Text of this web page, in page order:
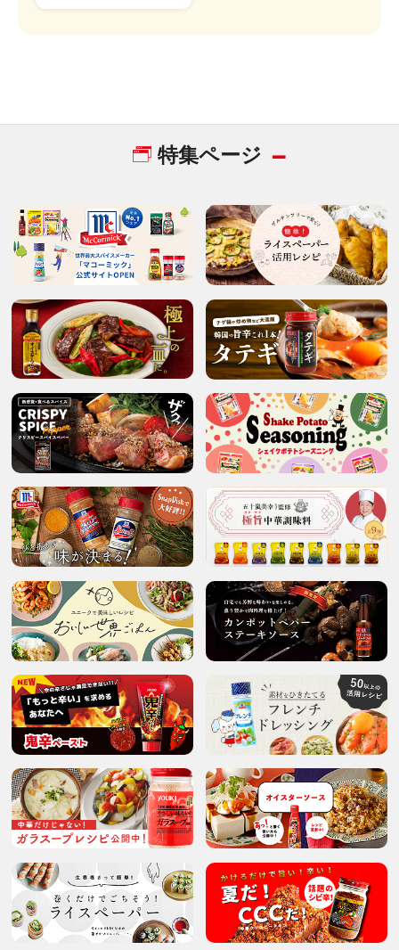
特集ページ